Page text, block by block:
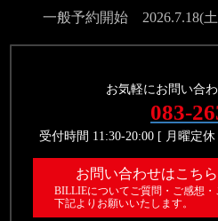
一般予約開始 2026.7.18(土
お気軽にお問い合わ
083-
受付時間 11:30-20:00 [ 月曜定
お問い合わせはこち
BILLIEについてご質問・ご感想・
下記よりお願いいたします。